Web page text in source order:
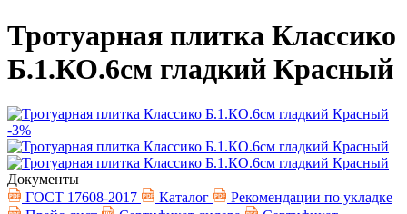
Тротуарная плитка Классико
Б.1.КО.6см гладкий Красный
-3%
Документы
ГОСТ 17608-2017
Каталог
Рекомендации по укладке